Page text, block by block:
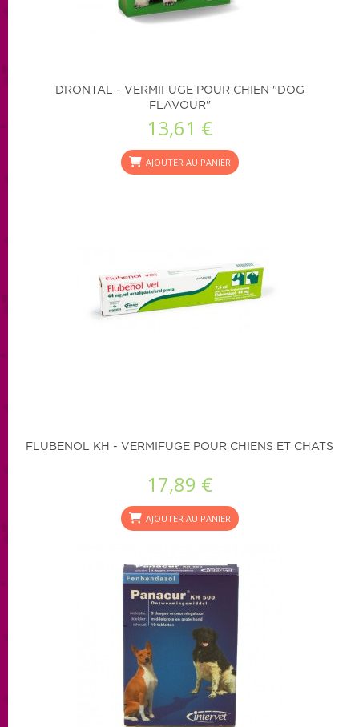
DRONTAL - VERMIFUGE POUR CHIEN "DOG
FLAVOUR"
13,61 €
AJOUTER AU PANIER
FLUBENOL KH - VERMIFUGE POUR CHIENS ET CHATS
17,89 €
AJOUTER AU PANIER